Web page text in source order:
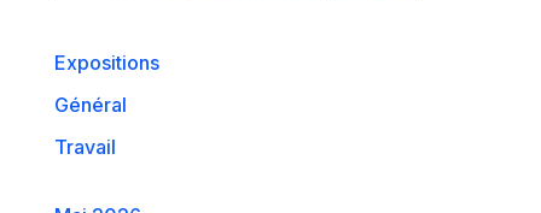
Expositions
Général
Travail